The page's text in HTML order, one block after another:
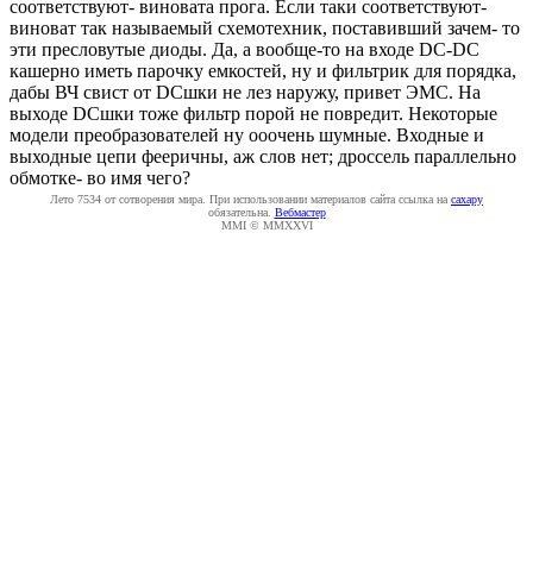
соответствуют- виновата прога. Если таки соответствуют-
виноват так называемый схемотехник, поставивший зачем- то
эти пресловутые диоды. Да, а вообще-то на входе DC-DC
кашерно иметь парочку емкостей, ну и фильтрик для порядка,
дабы ВЧ свист от DCшки не лез наружу, привет ЭМС. На
выходе DCшки тоже фильтр порой не повредит. Некоторые
модели преобразователей ну ооочень шумные. Входные и
выходные цепи фееричны, аж слов нет; дроссель параллельно
обмотке- во имя чего?
Лето 7534 от сотворения мира. При использовании материалов сайта ссылка на caxapу
обязательна. Вебмастер
MMI © MMXXVI